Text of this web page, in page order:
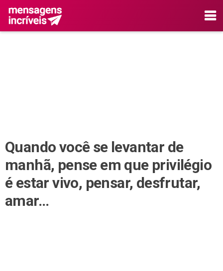
Quando você se levantar de
manhã, pense em que privilégio
é estar vivo, pensar, desfrutar,
amar…